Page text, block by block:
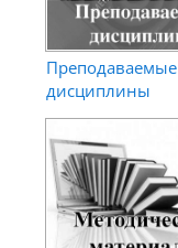
Преподаваемые
дисциплины